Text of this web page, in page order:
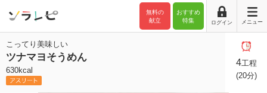
おすすめ
特集
無料の
献立
ログイン メニュー
こってり美味しい
ツナマヨそうめん
630kcal
4工程
(20分)